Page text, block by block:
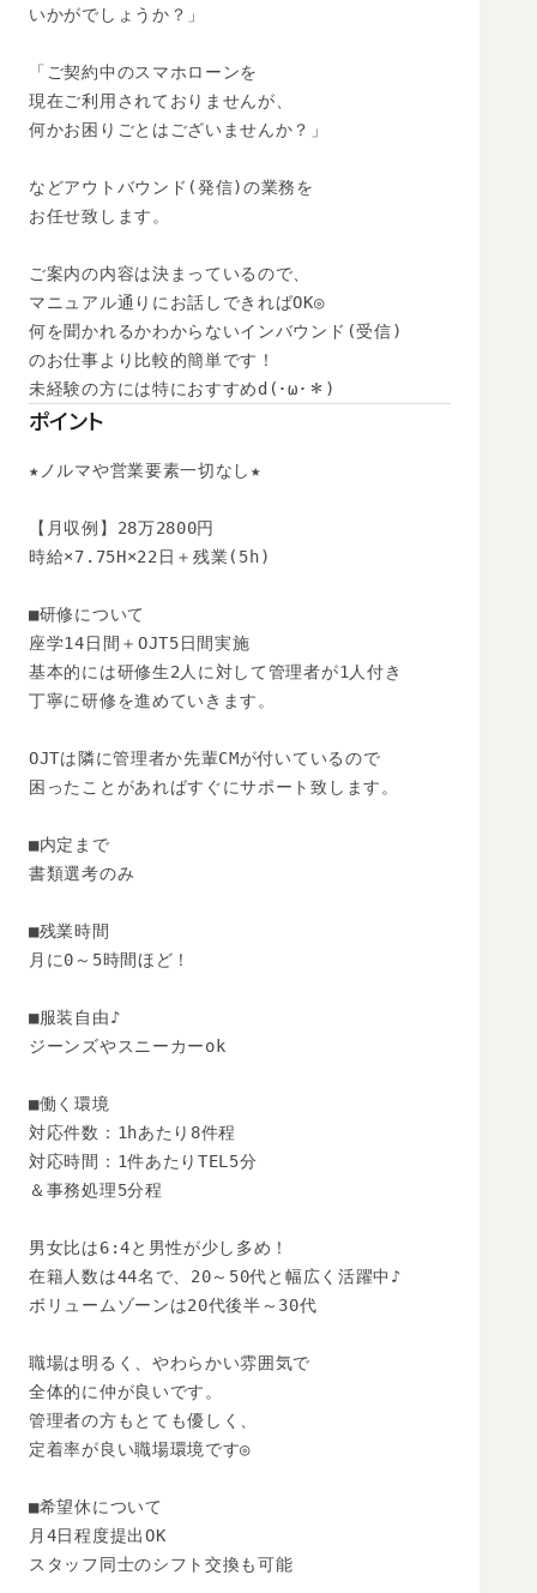
いかがでしょうか？」
「ご契約中のスマホローンを
現在ご利用されておりませんが、
何かお困りごとはございませんか？」
などアウトバウンド(発信)の業務を
お任せ致します。
ご案内の内容は決まっているので、
マニュアル通りにお話しできればOK◎
何を聞かれるかわからないインバウンド(受信)
のお仕事より比較的簡単です！
未経験の方には特におすすめd(･ω･＊)
ポイント
★ノルマや営業要素一切なし★
【月収例】28万2800円
時給×7.75H×22日＋残業(5h)
■研修について
座学14日間＋OJT5日間実施
基本的には研修生2人に対して管理者が1人付き
丁寧に研修を進めていきます。
OJTは隣に管理者か先輩CMが付いているので
困ったことがあればすぐにサポート致します。
■内定まで
書類選考のみ
■残業時間
月に0～5時間ほど！
■服装自由♪
ジーンズやスニーカーok
■働く環境
対応件数：1hあたり8件程
対応時間：1件あたりTEL5分
＆事務処理5分程
男女比は6:4と男性が少し多め！
在籍人数は44名で、20～50代と幅広く活躍中♪
ボリュームゾーンは20代後半～30代
職場は明るく、やわらかい雰囲気で
全体的に仲が良いです。
管理者の方もとても優しく、
定着率が良い職場環境です◎
■希望休について
月4日程度提出OK
スタッフ同士のシフト交換も可能